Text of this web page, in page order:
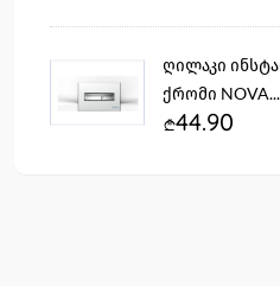
ღილაკი
ქრომი NOVA...
44.90